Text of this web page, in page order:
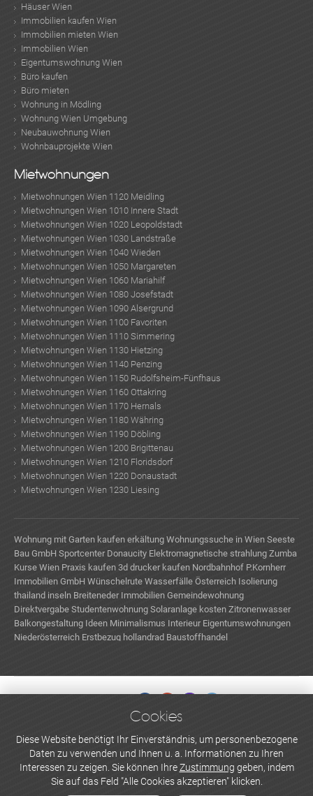
ok am t
Häuser Wien
Immobilien kaufen Wien
Immobilien mieten Wien
Immobilien Wien
Eigentumswohnung Wien
Büro kaufen
Büro mieten
Wohnung in Mödling
Wohnung Wien Umgebung
Neubauwohnung Wien
Wohnbauprojekte Wien
Mietwohnungen
Mietwohnungen Wien 1120 Meidling
Mietwohnungen Wien 1010 Innere Stadt
Mietwohnungen Wien 1020 Leopoldstadt
Mietwohnungen Wien 1030 Landstraße
Mietwohnungen Wien 1040 Wieden
Mietwohnungen Wien 1050 Margareten
Mietwohnungen Wien 1060 Mariahilf
Mietwohnungen Wien 1080 Josefstadt
Mietwohnungen Wien 1090 Alsergrund
Mietwohnungen Wien 1100 Favoriten
Mietwohnungen Wien 1110 Simmering
Mietwohnungen Wien 1130 Hietzing
Mietwohnungen Wien 1140 Penzing
Mietwohnungen Wien 1150 Rudolfsheim-Fünfhaus
Mietwohnungen Wien 1160 Ottakring
Mietwohnungen Wien 1170 Hernals
Mietwohnungen Wien 1180 Währing
Mietwohnungen Wien 1190 Döbling
Mietwohnungen Wien 1200 Brigittenau
Mietwohnungen Wien 1210 Floridsdorf
Mietwohnungen Wien 1220 Donaustadt
Mietwohnungen Wien 1230 Liesing
Wohnung mit Garten kaufen erkältung Wohnungssuche in Wien Seeste
Bau GmbH Sportcenter Donaucity Elektromagnetische strahlung Zumba
Kurse Wien Praxis kaufen 3d drucker kaufen Nordbahnhof P.Kornherr
Immobilien GmbH Wünschelrute Wasserfälle Österreich Isolierung
thailand inseln Breiteneder Immobilien Gemeindewohnung
Direktvergabe Studentenwohnung Solaranlage kosten Zitronenwasser
Balkongestaltung Ideen Minimalismus Interieur Eigentumswohnungen
Niederösterreich Erstbezug hollandrad Baustoffhandel
WERBEN UND INSERIEREN
Newsletter abonnieren
Datenschutzerklärung
Cookies
Diese Website benötigt Ihr Einverständnis, um personenbezogene
Daten zu verwenden und Ihnen u. a. Informationen zu Ihren
Interessen zu zeigen. Sie können IhreZustimmung geben, indem
Sie auf das Feld "Alle Cookies akzeptieren" klicken.